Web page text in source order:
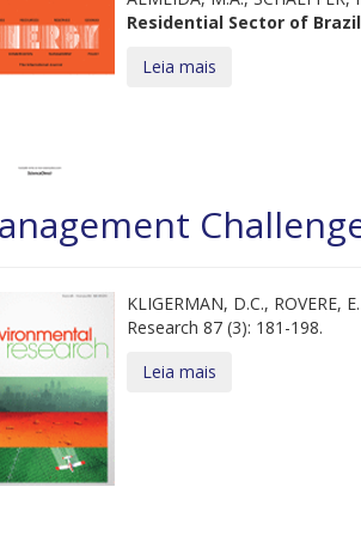
Residential Sector of Brazil
Leia mais
KLIGERMAN, D.C., ROVERE,
Research 87 (3): 181-198.
Leia mais